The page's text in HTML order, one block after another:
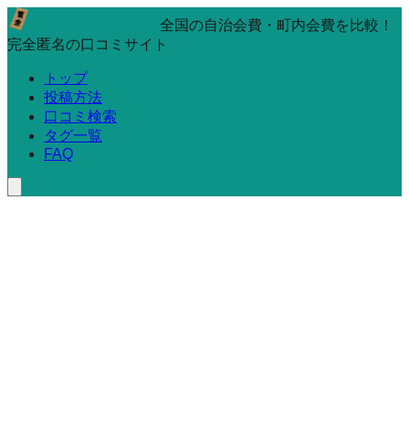
全国の自治会費・町内会費を比較！
完全匿名の口コミサイト
トップ
投稿方法
口コミ検索
タグ一覧
FAQ